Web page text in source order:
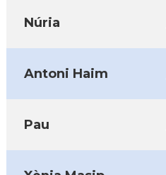
Núria
Antoni Haim
Pau